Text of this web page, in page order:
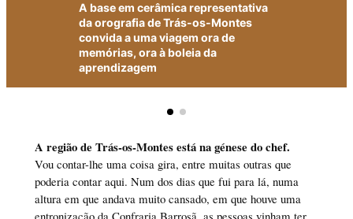
A base em cerâmica representativa
da orografia de Trás-os-Montes
convida a uma viagem ora de
memórias, ora à boleia da
aprendizagem
A região de Trás-os-Montes está na génese do chef.
Vou contar-lhe uma coisa gira, entre muitas outras que
poderia contar aqui. Num dos dias que fui para lá, numa
altura em que andava muito cansado, em que houve uma